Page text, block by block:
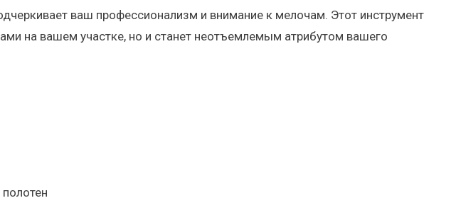
ваш профессионализм и внимание к мелочам. Этот инструмент
на вашем участке, но и станет неотъемлемым атрибутом вашего